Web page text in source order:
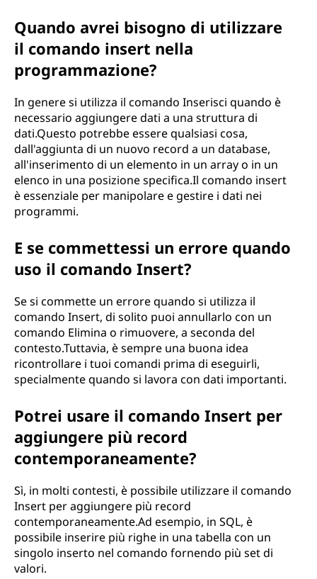
Quando avrei bisogno di utilizzare
il comando insert nella
programmazione?
In genere si utilizza il comando Inserisci quando è
necessario aggiungere dati a una struttura di
dati.Questo potrebbe essere qualsiasi cosa,
dall'aggiunta di un nuovo record a un database,
all'inserimento di un elemento in un array o in un
elenco in una posizione specifica.Il comando insert
è essenziale per manipolare e gestire i dati nei
programmi.
E se commettessi un errore quando
uso il comando Insert?
Se si commette un errore quando si utilizza il
comando Insert, di solito puoi annullarlo con un
comando Elimina o rimuovere, a seconda del
contesto.Tuttavia, è sempre una buona idea
ricontrollare i tuoi comandi prima di eseguirli,
specialmente quando si lavora con dati importanti.
Potrei usare il comando Insert per
aggiungere più record
contemporaneamente?
Sì, in molti contesti, è possibile utilizzare il comando
Insert per aggiungere più record
contemporaneamente.Ad esempio, in SQL, è
possibile inserire più righe in una tabella con un
singolo inserto nel comando fornendo più set di
valori.